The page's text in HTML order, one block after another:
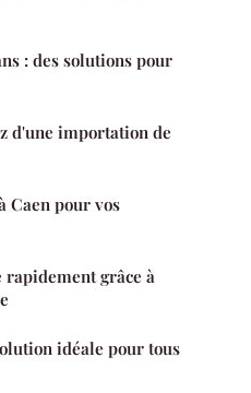
: des solutions pour
d'une importation de
Caen pour vos
grâce à
idéale pour tous